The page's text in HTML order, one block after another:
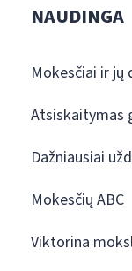
NAUDINGA
Mokesčiai ir jų
Atsiskaitymas
Dažniausiai
Mokesčių ABC
Viktorina